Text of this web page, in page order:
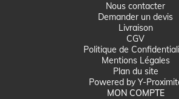
Nous contacter
Demander un devis
Livraison
CGV
Politique de
Mentions Légales
Plan du site
Powered by Y-
MON COMPTE